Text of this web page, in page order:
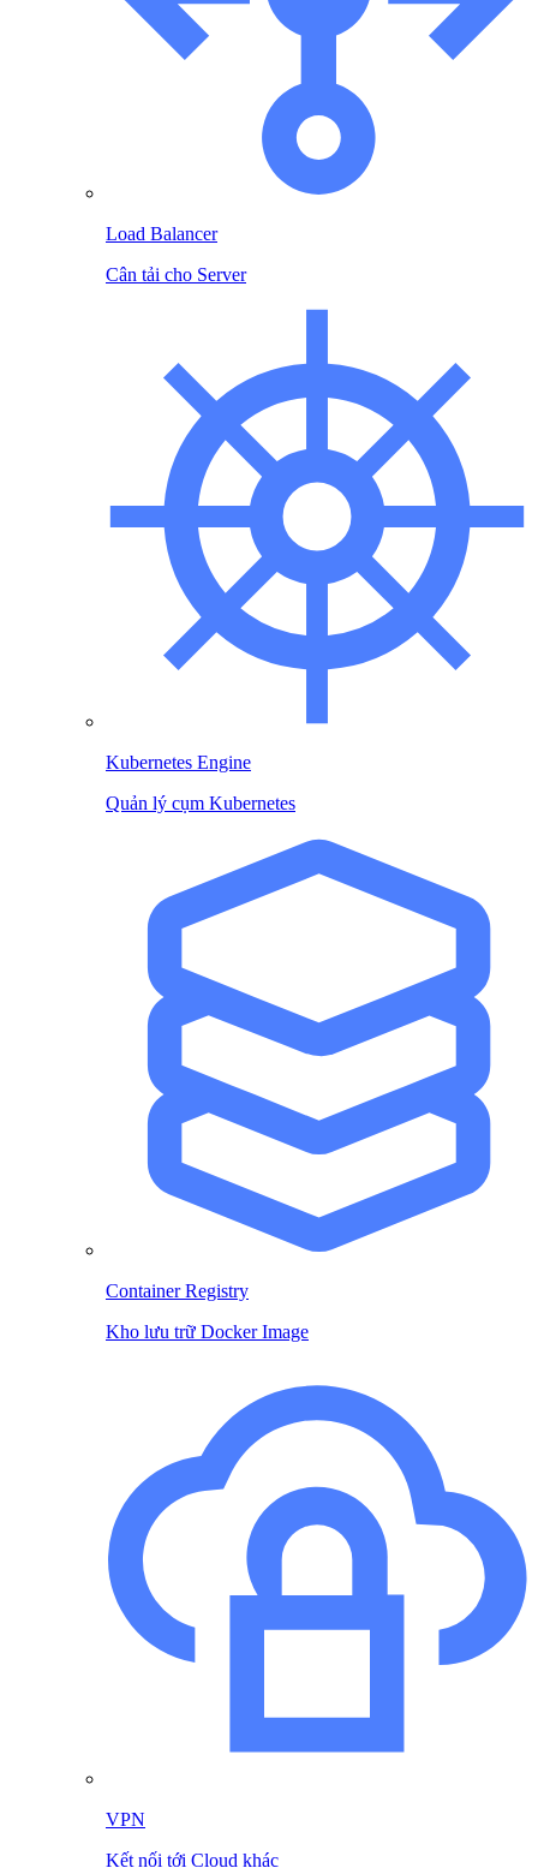
Load Balancer
Cân tải cho Server
Kubernetes Engine
Quản lý cụm Kubernetes
Container Registry
Kho lưu trữ Docker Image
VPN
Kết nối tới Cloud khác